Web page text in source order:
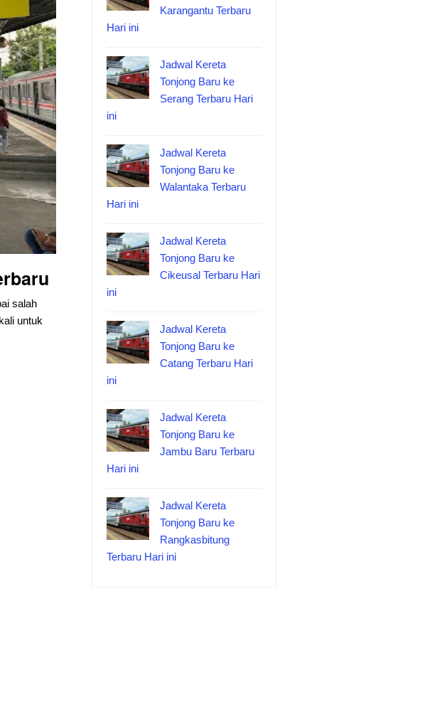
salah
untuk
Karangantu Terbaru
Hari ini
Jadwal Kereta
Tonjong Baru ke
Serang Terbaru Hari
ini
Jadwal Kereta
Tonjong Baru ke
Walantaka Terbaru
Hari ini
Jadwal Kereta
Tonjong Baru ke
Cikeusal Terbaru Hari
ini
Jadwal Kereta
Tonjong Baru ke
Catang Terbaru Hari
ini
Jadwal Kereta
Tonjong Baru ke
Jambu Baru Terbaru
Hari ini
Jadwal Kereta
Tonjong Baru ke
Rangkasbitung
Terbaru Hari ini